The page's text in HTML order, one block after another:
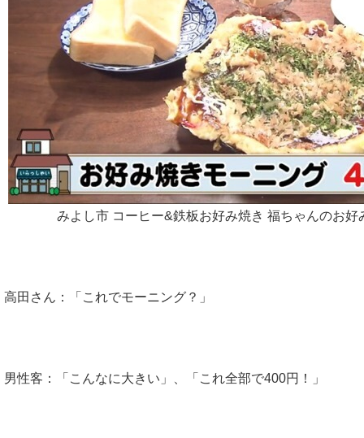
みよし市 コーヒー&鉄板お好み焼き 福ちゃんのお好
高田さん：「これでモーニング？」
男性客：「こんなに大きい」、「これ全部で400円！」